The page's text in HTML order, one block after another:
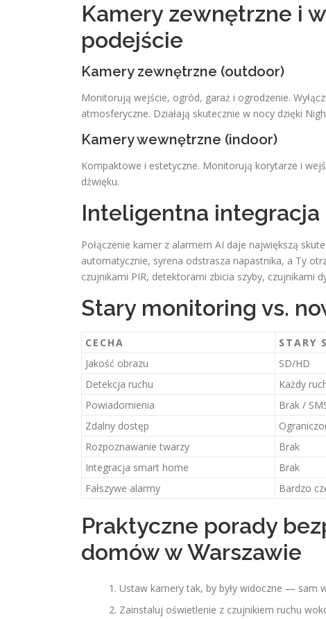
Kamery zewnętrzne i
podejście
Kamery zewnętrzne (outdoor)
Monitorują wejście, ogród, garaż i ogrodzenie.
atmosferyczne. Działają skutecznie w nocy dzięki
Kamery wewnętrzne (indoor)
Kompaktowe i estetyczne. Monitorują korytarze i
dźwięku.
Inteligentna
Połączenie kamer z alarmem AI daje największą
automatycznie, syrena odstrasza napastnika, a Ty
czujnikami PIR, detektorami zbicia szyby, czujnikami
Stary monitoring vs.
CECHA STARY
Jakość obrazu
SD/HD
Detekcja ruchu
Każdy
Powiadomienia
Brak /
Zdalny dostęp
Rozpoznawanie twarzy
Brak
Integracja smart home
Brak
Fałszywe alarmy
Bardzo
Praktyczne porady
domów w Warszawie
Ustaw kamery tak, by były widoczne — sam
Zainstaluj oświetlenie z czujnikiem ruchu